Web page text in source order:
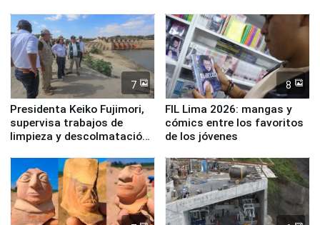
7
Presidenta Keiko Fujimori,
supervisa trabajos de
limpieza y descolmatación
8
FIL Lima 2026: mangas y
cómics entre los favoritos
de los jóvenes